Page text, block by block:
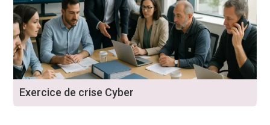
Exercice de crise Cyber